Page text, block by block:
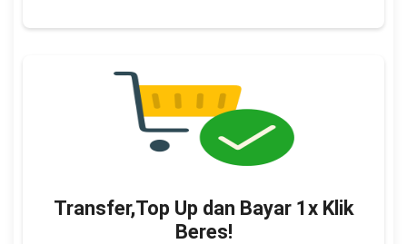
Transfer,Top Up dan Bayar 1x Klik
Beres!